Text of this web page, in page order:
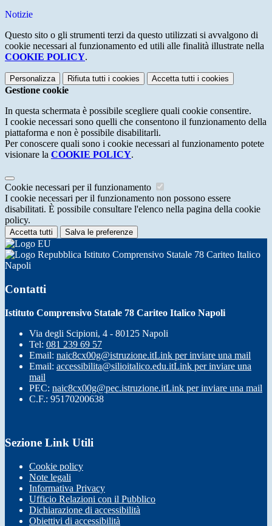
Notizie
Questo sito o gli strumenti terzi da questo utilizzati si avvalgono di
cookie necessari al funzionamento ed utili alle finalità illustrate nella
COOKIE POLICY.
Personalizza Rifiuta tutti i cookies Accetta tutti i cookies
Gestione cookie
In questa schermata è possibile scegliere quali cookie consentire.
I cookie necessari sono quelli che consentono il funzionamento della
piattaforma e non è possibile disabilitarli.
Per conoscere quali sono i cookie necessari al funzionamento potete
visionare la COOKIE POLICY.
Cookie necessari per il funzionamento
I cookie necessari per il funzionamento non possono essere
disabilitati. È possibile consultare l'elenco nella pagina della cookie
policy.
Accetta tutti Salva le preferenze
Istituto Comprensivo Statale 78 Cariteo Italico
Napoli
Contatti
Istituto Comprensivo Statale 78 Cariteo Italico Napoli
Via degli Scipioni, 4 - 80125 Napoli
Tel: 081 239 69 57
Email: naic8cx00g@istruzione.itLink per inviare una mail
Email: accessibilita@silioitalico.edu.itLink per inviare una
mail
PEC: naic8cx00g@pec.istruzione.itLink per inviare una mail
C.F.: 95170200638
Sezione Link Utili
Cookie policy
Note legali
Informativa Privacy
Ufficio Relazioni con il Pubblico
Dichiarazione di accessibilità
Obiettivi di accessibilità